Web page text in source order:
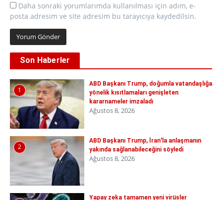
Daha sonraki yorumlarımda kullanılması için adım, e-
posta adresim ve site adresim bu tarayıcıya kaydedilsin.
Son Haberler
1
ABD Başkanı Trump, doğumla vatandaşlığa
yönelik kısıtlamaları genişleten
kararnameler imzaladı
Ağustos 8, 2026
2
ABD Başkanı Trump, İran'la anlaşmanın
yakında sağlanabileceğini söyledi
Ağustos 8, 2026
Yapay zeka tamamen yeni virüsler